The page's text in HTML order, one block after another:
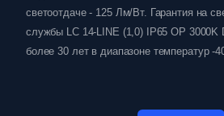
светоотдаче - 125 Лм/Вт. Гарантия на
службы LC 14-LINE (1,0) IP65 OP 3000K
более 30 лет в диапазоне температур -